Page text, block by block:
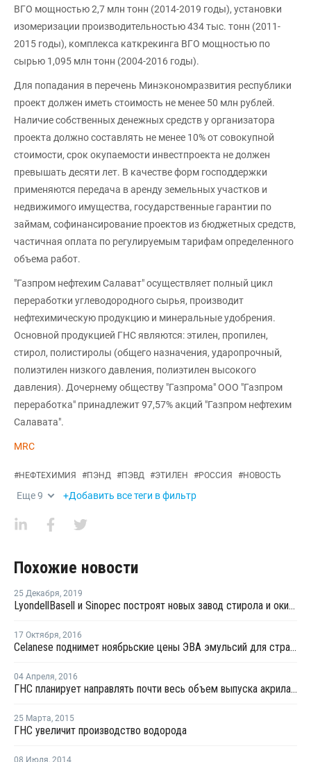
ВГО мощностью 2,7 млн тонн (2014-2019 годы), установки
изомеризации производительностью 434 тыс. тонн (2011-
2015 годы), комплекса каткрекинга ВГО мощностью по
сырью 1,095 млн тонн (2004-2016 годы).
Для попадания в перечень Минэкономразвития республики
проект должен иметь стоимость не менее 50 млн рублей.
Наличие собственных денежных средств у организатора
проекта должно составлять не менее 10% от совокупной
стоимости, срок окупаемости инвестпроекта не должен
превышать десяти лет. В качестве форм господдержки
применяются передача в аренду земельных участков и
недвижимого имущества, государственные гарантии по
займам, софинансирование проектов из бюджетных средств,
частичная оплата по регулируемым тарифам определенного
объема работ.
"Газпром нефтехим Салават" осуществляет полный цикл
переработки углеводородного сырья, производит
нефтехимическую продукцию и минеральные удобрения.
Основной продукцией ГНС являются: этилен, пропилен,
стирол, полистиролы (общего назначения, ударопрочный,
полиэтилен низкого давления, полиэтилен высокого
давления). Дочернему обществу "Газпрома" ООО "Газпром
переработка" принадлежит 97,57% акций "Газпром нефтехим
Салавата".
MRC
#НЕФТЕХИМИЯ #ПЭНД #ПЭВД #ЭТИЛЕН #РОССИЯ #НОВОСТЬ
Еще9 +Добавить все теги в фильтр
Похожие новости
25 Декабря, 2019
LyondellBasell и Sinopec построят новых завод стирола и окиси пропилена в Китае
17 Октября, 2016
Celanese поднимет ноябрьские цены ЭВА эмульсий для стран Северной и Латинской Америки
04 Апреля, 2016
ГНС планирует направлять почти весь объем выпуска акрилатов на экспорт
25 Марта, 2015
ГНС увеличит производство водорода
08 Июля, 2014